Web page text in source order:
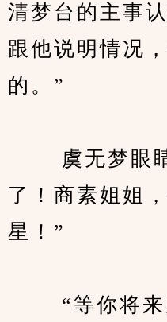
清梦台的主事
跟他说明情况
的。”
虞无梦眼睛
了！商素姐姐
星！”
“等你将来